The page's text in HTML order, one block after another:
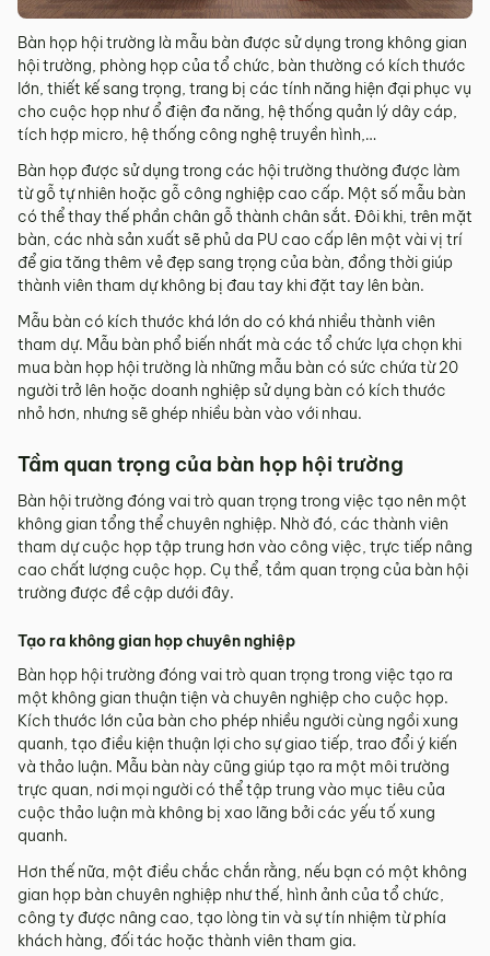
Bàn họp hội trường là mẫu bàn được sử dụng trong không gian
hội trường, phòng họp của tổ chức, bàn thường có kích thước
lớn, thiết kế sang trọng, trang bị các tính năng hiện đại phục vụ
cho cuộc họp như ổ điện đa năng, hệ thống quản lý dây cáp,
tích hợp micro, hệ thống công nghệ truyền hình,…
Bàn họp được sử dụng trong các hội trường thường được làm
từ gỗ tự nhiên hoặc gỗ công nghiệp cao cấp. Một số mẫu bàn
có thể thay thế phần chân gỗ thành chân sắt. Đôi khi, trên mặt
bàn, các nhà sản xuất sẽ phủ da PU cao cấp lên một vài vị trí
để gia tăng thêm vẻ đẹp sang trọng của bàn, đồng thời giúp
thành viên tham dự không bị đau tay khi đặt tay lên bàn.
Mẫu bàn có kích thước khá lớn do có khá nhiều thành viên
tham dự. Mẫu bàn phổ biến nhất mà các tổ chức lựa chọn khi
mua bàn họp hội trường là những mẫu bàn có sức chứa từ 20
người trở lên hoặc doanh nghiệp sử dụng bàn có kích thước
nhỏ hơn, nhưng sẽ ghép nhiều bàn vào với nhau.
Tầm quan trọng của bàn họp hội trường
Bàn hội trường đóng vai trò quan trọng trong việc tạo nên một
không gian tổng thể chuyên nghiệp. Nhờ đó, các thành viên
tham dự cuộc họp tập trung hơn vào công việc, trực tiếp nâng
cao chất lượng cuộc họp. Cụ thể, tầm quan trọng của bàn hội
trường được đề cập dưới đây.
Tạo ra không gian họp chuyên nghiệp
Bàn họp hội trường đóng vai trò quan trọng trong việc tạo ra
một không gian thuận tiện và chuyên nghiệp cho cuộc họp.
Kích thước lớn của bàn cho phép nhiều người cùng ngồi xung
quanh, tạo điều kiện thuận lợi cho sự giao tiếp, trao đổi ý kiến
và thảo luận. Mẫu bàn này cũng giúp tạo ra một môi trường
trực quan, nơi mọi người có thể tập trung vào mục tiêu của
cuộc thảo luận mà không bị xao lãng bởi các yếu tố xung
quanh.
Hơn thế nữa, một điều chắc chắn rằng, nếu bạn có một không
gian họp bàn chuyên nghiệp như thế, hình ảnh của tổ chức,
công ty được nâng cao, tạo lòng tin và sự tín nhiệm từ phía
khách hàng, đối tác hoặc thành viên tham gia.